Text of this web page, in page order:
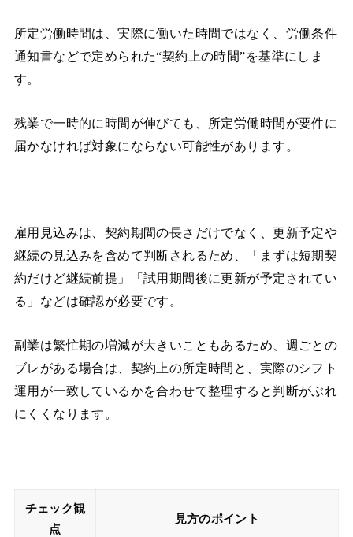
所定労働時間は、実際に働いた時間ではなく、労働条件
通知書などで定められた“契約上の時間”を基準にしま
す。
残業で一時的に時間が伸びても、所定労働時間が要件に
届かなければ対象にならない可能性があります。
雇用見込みは、契約期間の長さだけでなく、更新予定や
継続の見込みを含めて判断されるため、「まずは短期契
約だけど継続前提」「試用期間後に更新が予定されてい
る」などは確認が必要です。
副業は繁忙期の増減が大きいこともあるため、週ごとの
ブレがある場合は、契約上の所定時間と、実際のシフト
運用が一致しているかを合わせて整理すると判断がぶれ
にくくなります。
チェック観
点
見方のポイント